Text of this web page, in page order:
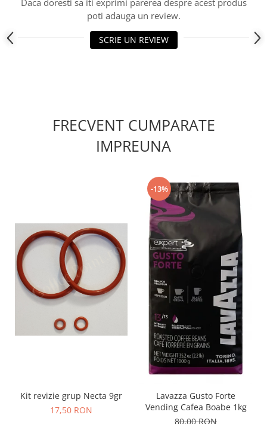
Daca doresti sa iti exprimi parerea despre acest produs
poti adauga un review.
SCRIE UN REVIEW
FRECVENT CUMPARATE
IMPREUNA
Kit revizie grup Necta 9gr
17,50 RON
-13%
Lavazza Gusto Forte
Vending Cafea Boabe 1kg
80,00 RON